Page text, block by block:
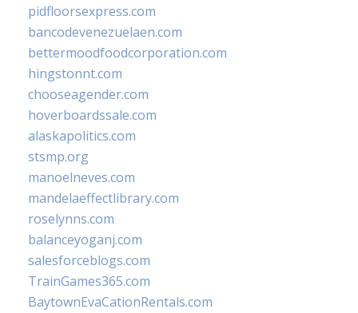
pidfloorsexpress.com
bancodevenezuelaen.com
bettermoodfoodcorporation.com
hingstonnt.com
chooseagender.com
hoverboardssale.com
alaskapolitics.com
stsmp.org
manoelneves.com
mandelaeffectlibrary.com
roselynns.com
balanceyoganj.com
salesforceblogs.com
TrainGames365.com
BaytownEvaCationRentals.com